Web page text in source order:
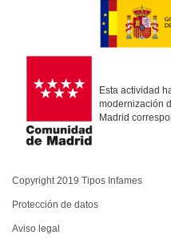
Esta actividad
modernización
Madrid
Copyright 2019 Tipos Infames
Protección de datos
Aviso legal